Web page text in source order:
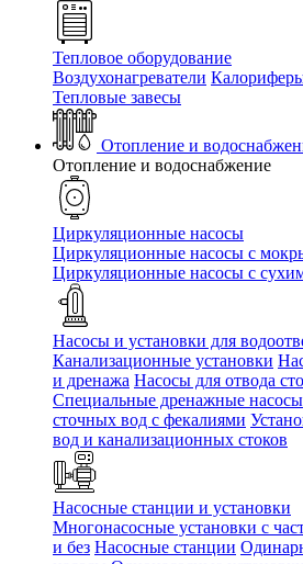
Тепловое оборудование
Воздухонагреватели
Тепловые завесы
Отопление и
Отопление и водоснабжение
Циркуляционные насосы
Циркуляционные насосы с
Циркуляционные насосы с
Насосы и установки для
Канализационные установки
и дренажа Насосы для отвода
Специальные дренажные насосы
сточных вод c фекалиями
вод и канализационных стоков
Насосные станции и установки
Многонасосные установки с
и без Насосные станции